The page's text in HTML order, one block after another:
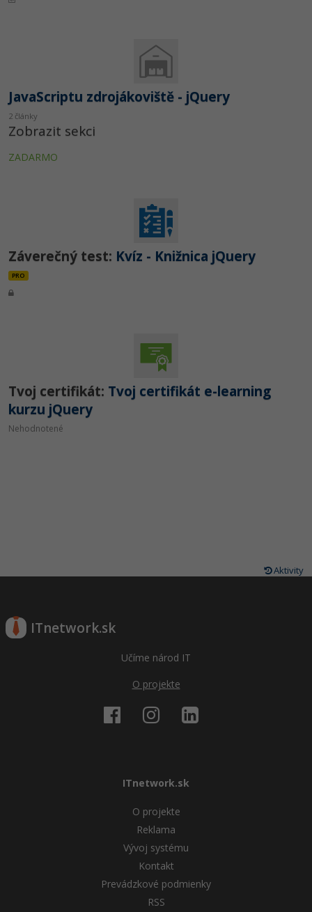
JavaScriptu zdrojákoviště - jQuery
2 články
Zobrazit sekci
ZADARMO
Záverečný test: Kvíz - Knižnica jQuery
PRO
Tvoj certifikát: Tvoj certifikát e-learning
kurzu jQuery
Nehodnotené
Aktivity
ITnetwork.sk
Učíme národ IT
O projekte
ITnetwork.sk
O projekte
Reklama
Vývoj systému
Kontakt
Prevádzkové podmienky
RSS